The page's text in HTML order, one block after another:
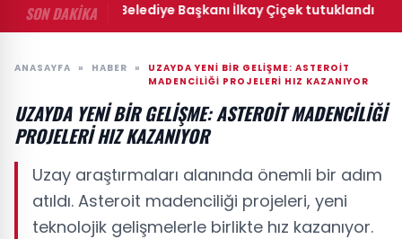
SON DAKİKA
• Menderes Belediye Başkanı İlkay Çiçek tutuklandı
ANASAYFA » HABER »
UZAYDA YENI BIR GELIŞME: ASTEROIT
MADENCILIĞI PROJELERI HIZ KAZANIYOR
UZAYDA YENI BIR GELIŞME: ASTEROIT MADENCILIĞI
PROJELERI HIZ KAZANIYOR
Uzay araştırmaları alanında önemli bir adım
atıldı. Asteroit madenciliği projeleri, yeni
teknolojik gelişmelerle birlikte hız kazanıyor.